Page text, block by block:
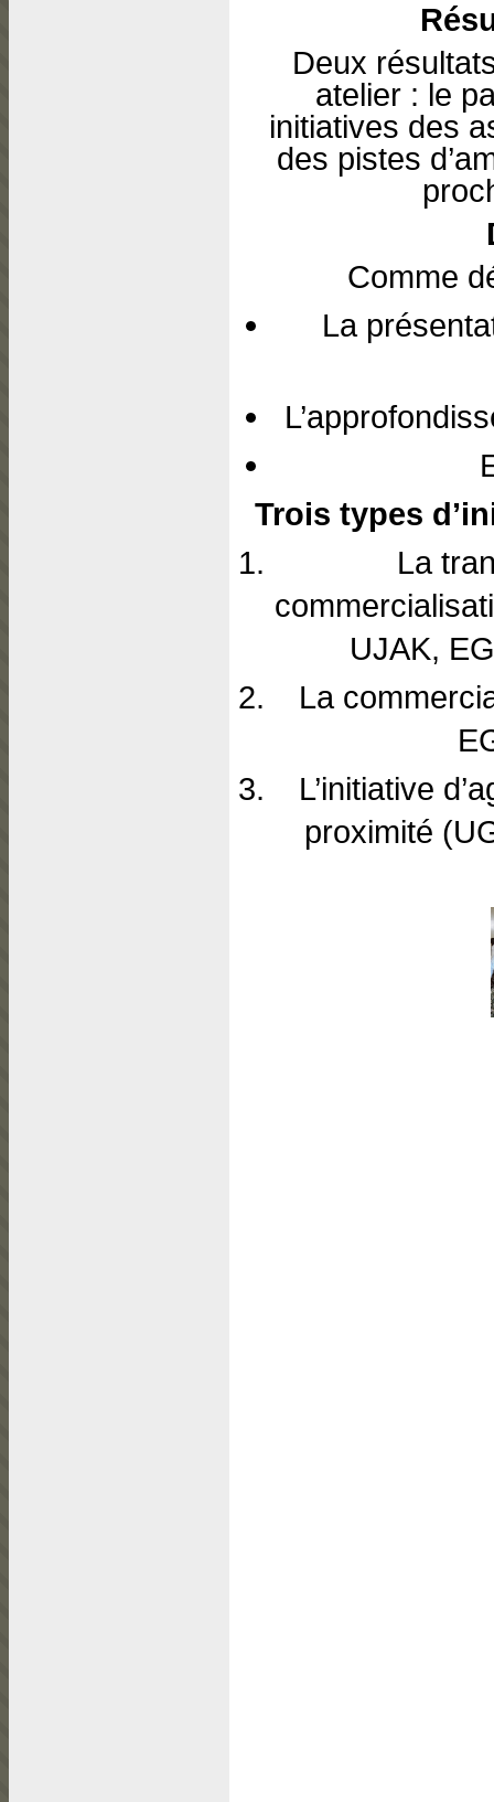
Deux
atelier : le
initiatives des
des pistes
Comme
La
Trois types
La
UJAK,
La
L’initiative
proximité